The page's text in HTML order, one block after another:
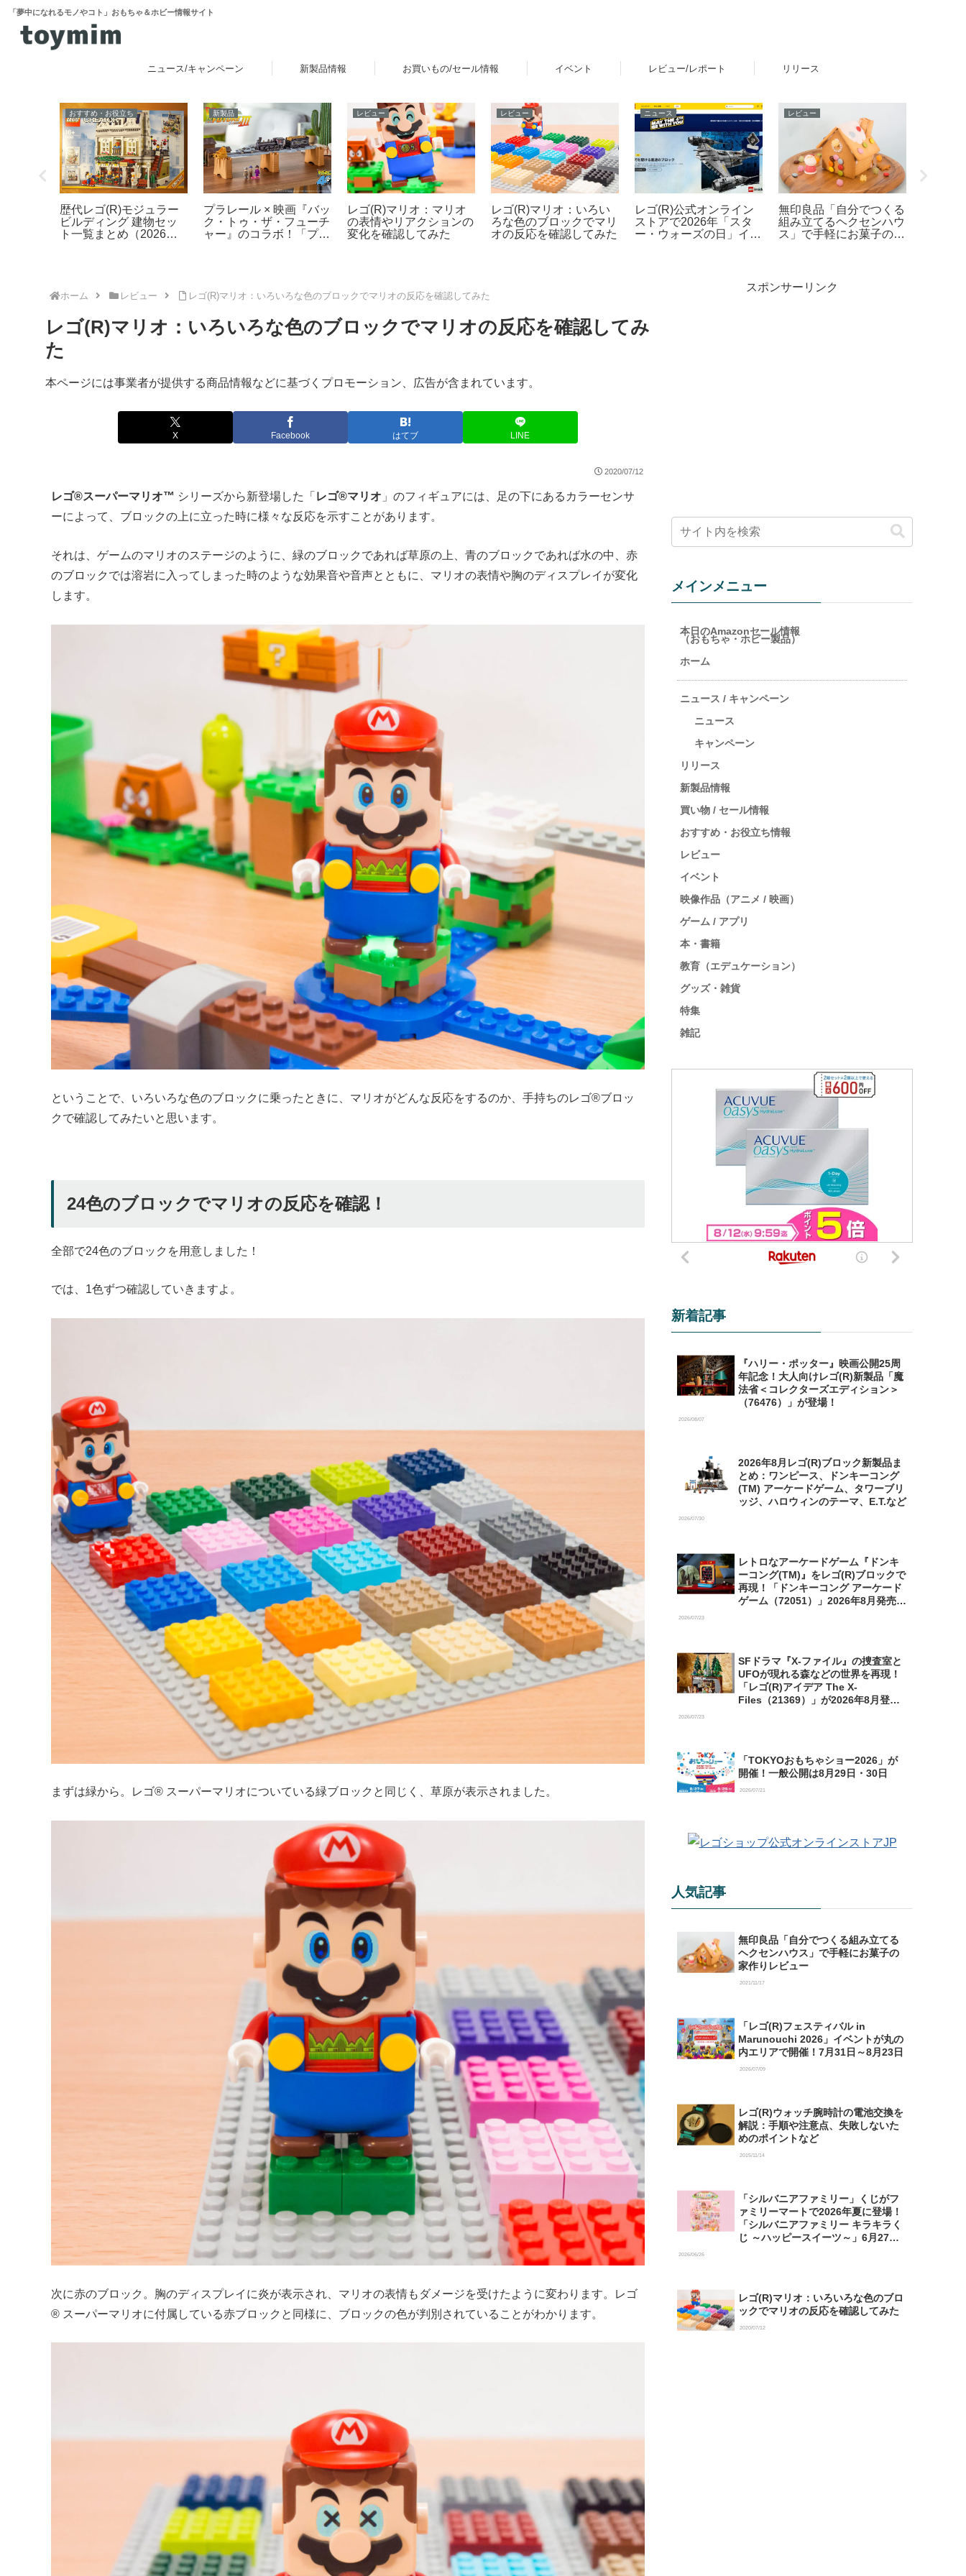
「夢中になれるモノやコト」おもちゃ＆ホビー情報サイト
ニュース/キャンペーン 新製品情報 お買いもの/セール情報 イベント レビュー/レポート リリース
おすすめ・お役立ち
歴代レゴ(R)モジュラー
ビルディング 建物セッ
ト一覧まとめ（2026年
新製品
プラレール × 映画『バッ
ク・トゥ・ザ・フューチ
ャー』のコラボ！「プラ
2025年10月新登場！
レビュー
レゴ(R)マリオ：マリオ
の表情やリアクションの
変化を確認してみた
レビュー
レゴ(R)マリオ：いろい
ろな色のブロックでマリ
オの反応を確認してみた
ニュース
レゴ(R)公式オンライン
ストアで2026年「スタ
ー・ウォーズの日」イベ
レビュー
無印良品「自分でつくる
組み立てるヘクセンハウ
ス」で手軽にお菓子の家
ホーム レビュー レゴ(R)マリオ：いろいろな色のブロックでマリオの反応を確認してみた
レゴ(R)マリオ：いろいろな色のブロックでマリオの反応を確認してみ
た
本ページには事業者が提供する商品情報などに基づくプロモーション、広告が含まれています。
X Facebook はてブ LINE
2020/07/12
レゴ®スーパーマリオ™ シリーズから新登場した「 レゴ®マリオ 」のフィギュアには、足の下にあるカラーセンサ
ーによって、ブロックの上に立った時に様々な反応を示すことがあります。
それは、ゲームのマリオのステージのように、緑のブロックであれば草原の上、青のブロックであれば水の中、赤
のブロックでは溶岩に入ってしまった時のような効果音や音声とともに、マリオの表情や胸のディスプレイが変化
します。
ということで、いろいろな色のブロックに乗ったときに、マリオがどんな反応をするのか、手持ちのレゴ®ブロッ
クで確認してみたいと思います。
24色のブロックでマリオの反応を確認！
全部で24色のブロックを用意しました！
では、1色ずつ確認していきますよ。
まずは緑から。レゴ® スーパーマリオについている緑ブロックと同じく、草原が表示されました。
次に赤のブロック。胸のディスプレイに炎が表示され、マリオの表情もダメージを受けたように変わります。レゴ
® スーパーマリオに付属している赤ブロックと同様に、ブロックの色が判別されていることがわかります。
スポンサーリンク
メインメニュー
本日のAmazonセール情報
（おもちゃ・ホビー製品）
ホーム
ニュース / キャンペーン
ニュース
キャンペーン
リリース
新製品情報
買い物 / セール情報
おすすめ・お役立ち情報
レビュー
イベント
映像作品（アニメ / 映画）
ゲーム / アプリ
本・書籍
教育（エデュケーション）
グッズ・雑貨
特集
雑記
新着記事
『ハリー・ポッター』映画公開25周
年記念！大人向けレゴ(R)新製品「魔
法省＜コレクターズエディション＞
（76476）」が登場！
2026/08/07
2026年8月レゴ(R)ブロック新製品ま
とめ：ワンピース、ドンキーコング
(TM) アーケードゲーム、タワーブリ
ッジ、ハロウィンのテーマ、E.T.など
2026/07/30
レトロなアーケードゲーム『ドンキ
ーコング(TM)』をレゴ(R)ブロックで
再現！「ドンキーコング アーケード
ゲーム（72051）」2026年8月発売
2026/07/23
SFドラマ『X-ファイル』の捜査室と
UFOが現れる森などの世界を再現！
「レゴ(R)アイデア The X-
Files（21369）」が2026年8月登場
2026/07/23
「TOKYOおもちゃショー2026」が
開催！一般公開は8月29日・30日
2026/07/21
人気記事
無印良品「自分でつくる組み立てる
ヘクセンハウス」で手軽にお菓子の
家作りレビュー
2021/11/17
「レゴ(R)フェスティバル in
Marunouchi 2026」イベントが丸の
内エリアで開催！7月31日～8月23日
2026/07/09
レゴ(R)ウォッチ腕時計の電池交換を
解説：手順や注意点、失敗しないた
めのポイントなど
2015/11/14
「シルバニアファミリー」くじがフ
ァミリーマートで2026年夏に登場！
「シルバニアファミリー キラキラく
じ ～ハッピースイーツ～」6月27日
2026/06/26
レゴ(R)マリオ：いろいろな色のブロ
ックでマリオの反応を確認してみた
2020/07/12